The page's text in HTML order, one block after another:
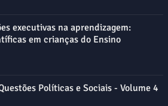
executivas na aprendizagem:
em crianças do Ensino
Políticas e Sociais - Volume 4